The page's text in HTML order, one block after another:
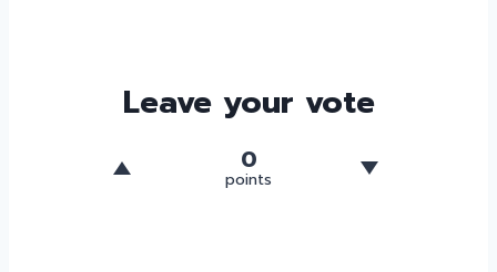
Leave your vote
0
points